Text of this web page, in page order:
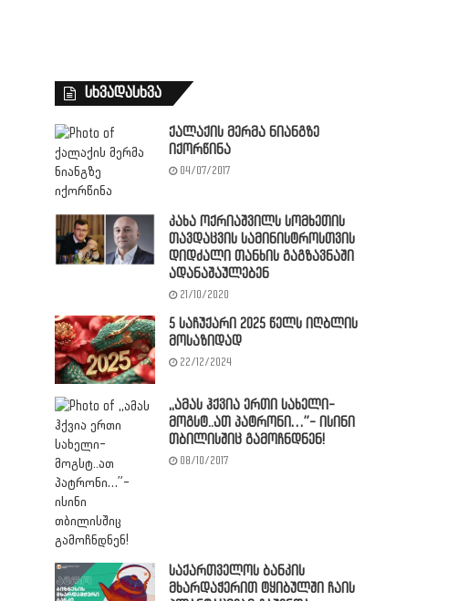
სხვადასხვა
ქალაქის მერმა ნიანგზე
იქორწინა
04/07/2017
კახა ოქრიაშვილს სომხეთის
თავდაცვის სამინისტროსთვის
დიდძალი თანხის გაგზავნაში
ადანაშაულებენ
21/10/2020
5 საჩუქარი 2025 წელს იღბლის
მოსაზიდად
22/12/2024
,,ამას ჰქვია ერთი სახელი-
მოგსტ..ათ პატრონი…”- ისინი
თბილისშიც გამოჩნდნენ!
08/10/2017
საქართველოს ბანკის
მხარდაჭერით ტყიბულში ჩაის